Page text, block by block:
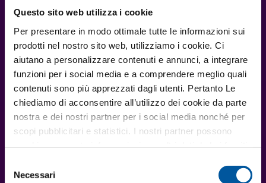
Questo sito web utilizza i cookie
Per presentare in modo ottimale tutte le informazioni sui
prodotti nel nostro sito web, utilizziamo i cookie. Ci
aiutano a personalizzare contenuti e annunci, a integrare
funzioni per i social media e a comprendere meglio quali
contenuti sono più apprezzati dagli utenti. Pertanto Le
chiediamo di acconsentire all’utilizzo dei cookie da parte
nostra e dei nostri partner per i social media nonché per
scopi pubblicitari e statistici. I nostri partner possono
delNecessari